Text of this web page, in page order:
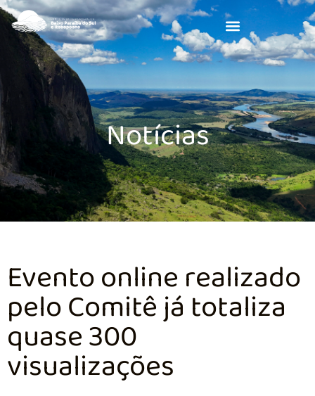
Notícias
Evento online realizado
pelo Comitê já totaliza
quase 300
visualizações